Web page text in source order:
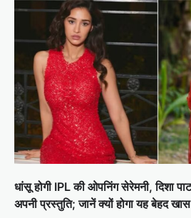
धांसू होगी IPL की ओपनिंग सेरेमनी, दिशा
अपनी प्रस्तुति; जानें क्यों होगा यह बेहद खास